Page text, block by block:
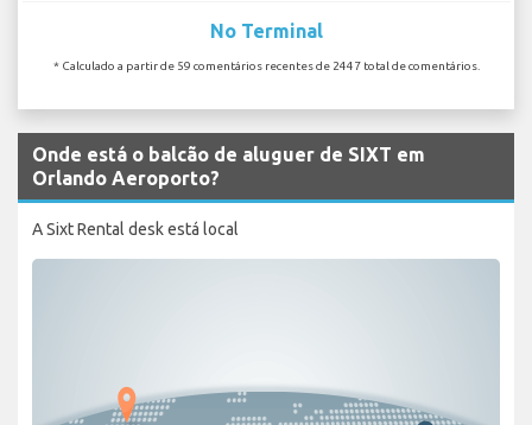
No Terminal
* Calculado a partir de 59 comentários recentes de 2447 total de comentários.
Onde está o balcão de aluguer de SIXT em
Orlando Aeroporto?
A Sixt Rental desk está local